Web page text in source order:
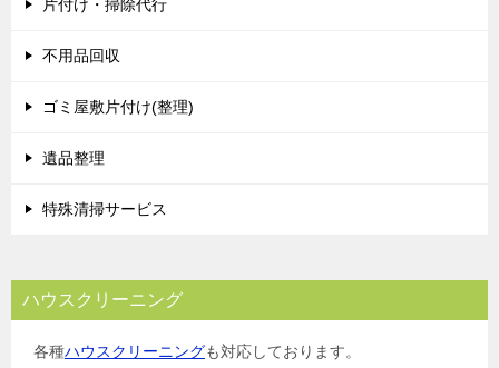
片付け・掃除代行
不用品回収
ゴミ屋敷片付け(整理)
遺品整理
特殊清掃サービス
ハウスクリーニング
各種ハウスクリーニングも対応しております。